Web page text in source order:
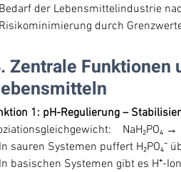
Bedarf der Lebensmittelindustrie
Risikominimierung durch
Zentrale Funktionen
1: pH-Regulierung –
NaH₂PO₄ →
In sauren Systemen puffert H₂PO₄⁻
In basischen Systemen gibt es H⁺-